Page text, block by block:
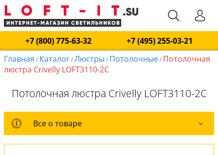
+7 (800) 775-63-32
+7 (495) 255-03-21
Главная / Каталог/Люстры / Потолочные/ Потолочная
люстра Crivelly LOFT3110-2C
Потолочная люстра Crivelly LOFT3110-2C
Все о товаре
Все о товаре